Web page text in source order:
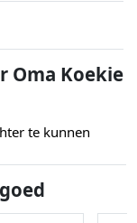
Oma Koekie
te kunnen